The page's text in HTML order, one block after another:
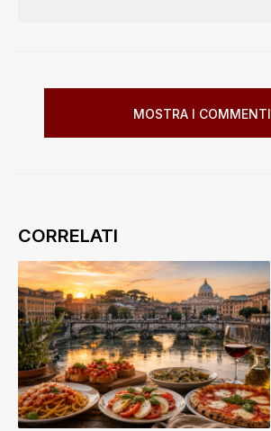
MOSTRA I COMMENTI